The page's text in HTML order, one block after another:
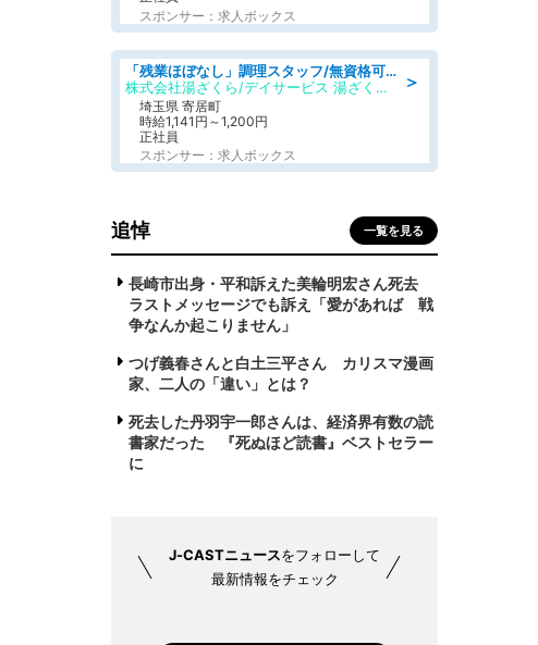
スポンサー：求人ボックス
＞
「残業ほぼなし」調理スタッフ/無資格可/正職員/日勤のみ/デイサービス/社会保障完備
株式会社湯ざくら/デイサービス 湯ざくらケアリゾート
埼玉県 寄居町
時給1,141円～1,200円
正社員
スポンサー：求人ボックス
追悼 一覧を見る
長崎市出身・平和訴えた美輪明宏さん死去
ラストメッセージでも訴え「愛があれば 戦
争なんか起こりません」
つげ義春さんと白土三平さん カリスマ漫画
家、二人の「違い」とは？
死去した丹羽宇一郎さんは、経済界有数の読
書家だった 『死ぬほど読書』ベストセラー
に
J-CASTニュースをフォローして
最新情報をチェック